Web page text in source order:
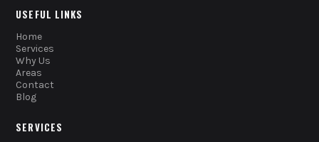
USEFUL LINKS
Home
Services
Why Us
Areas
Contact
Blog
SERVICES